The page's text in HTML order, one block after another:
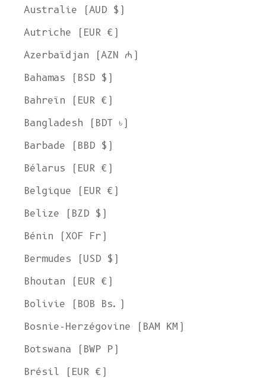
Australie (AUD $)
Autriche (EUR €)
Azerbaïdjan (AZN ₼)
Bahamas (BSD $)
Bahreïn (EUR €)
Bangladesh (BDT ৳)
Barbade (BBD $)
Bélarus (EUR €)
Belgique (EUR €)
Belize (BZD $)
Bénin (XOF Fr)
Bermudes (USD $)
Bhoutan (EUR €)
Bolivie (BOB Bs.)
Bosnie-Herzégovine (BAM КМ)
Botswana (BWP P)
Brésil (EUR €)